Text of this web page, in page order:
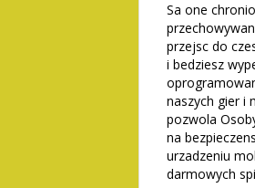
Sa one
przejsc do
i bedziesz
naszych gier i
pozwola
na
urzadzeniu
darmowych